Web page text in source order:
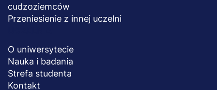
cudzoziemców
Przeniesienie z innej uczelni
O uniwersytecie
Nauka i badania
Strefa studenta
Kontakt